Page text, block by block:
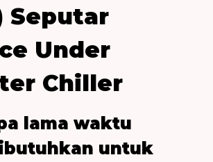
Seputar
Under
Chiller
lama waktu
untuk